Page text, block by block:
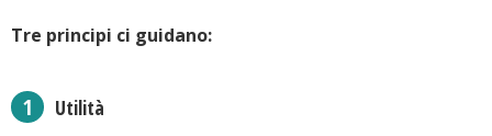
Tre principi ci guidano:
Utilità